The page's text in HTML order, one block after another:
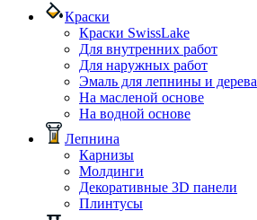
Краски
Краски SwissLake
Для внутренних работ
Для наружных работ
Эмаль для лепнины и дерева
На масленой основе
На водной основе
Лепнина
Карнизы
Молдинги
Декоративные 3D панели
Плинтусы